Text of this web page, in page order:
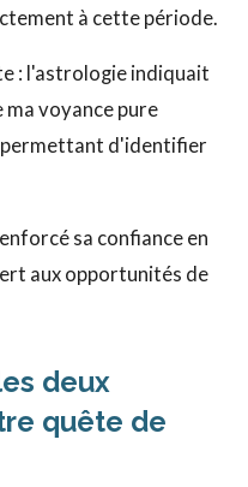
à cette période.
: l'astrologie indiquait
ma voyance pure
d'identifier
sa confiance en
aux opportunités de
deux
quête de